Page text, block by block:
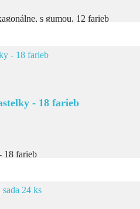
s gumou, 12 farieb
- 18 farieb
18 farieb